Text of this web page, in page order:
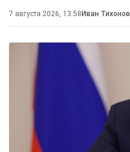
7 августа 2026, 13:58 Иван Тихонов